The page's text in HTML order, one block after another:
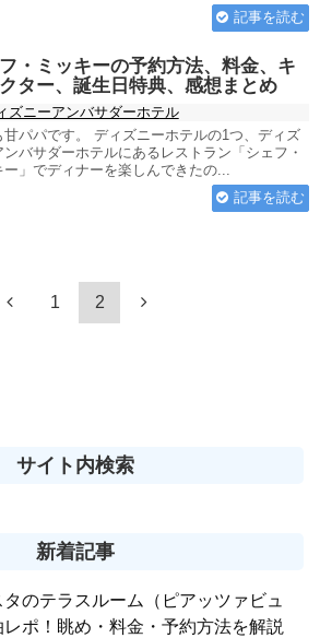
記事を読む
・ミッキーの予約方法、料金、キ
ター、誕生日特典、感想まとめ
ズニーアンバサダーホテル
甘パパです。 ディズニーホテルの1つ、ディズ
ンバサダーホテルにあるレストラン「シェフ・
ー」でディナーを楽しんできたの...
記事を読む
1 2
サイト内検索
新着記事
タのテラスルーム（ピアッツァビュ
レポ！眺め・料金・予約方法を解説